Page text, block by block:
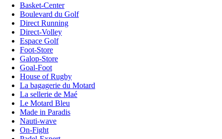
Basket-Center
Boulevard du Golf
Direct Running
Direct-Volley
Espace Golf
Foot-Store
Galop-Store
Goal-Foot
House of Rugby
La bagagerie du Motard
La sellerie de Maé
Le Motard Bleu
Made in Paradis
Nauti-wave
On-Fight